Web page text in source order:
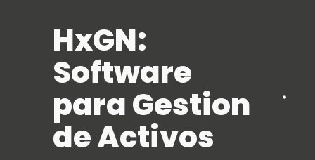
HxGN:
Software
para Gestion
de Activos